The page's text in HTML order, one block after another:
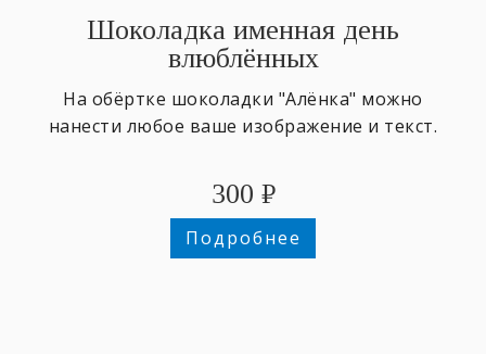
Шоколадка именная день
влюблённых
На обёртке шоколадки "Алёнка" можно
нанести любое ваше изображение и текст.
300 ₽
Подробнее